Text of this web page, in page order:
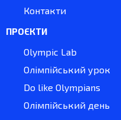
Контакти
ПРОЄКТИ
Olympic Lab
Олімпійський урок
Do like Olympians
Олімпійський день